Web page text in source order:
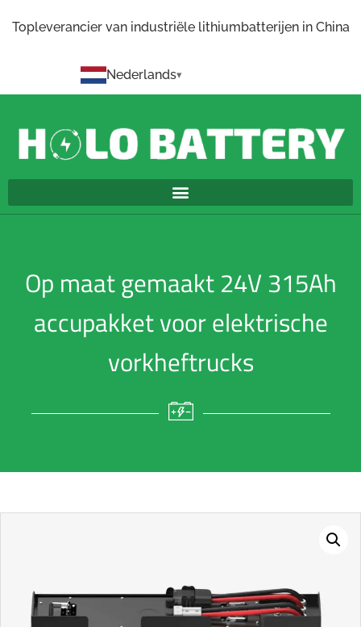
Topleverancier van industriële lithiumbatterijen in China
Nederlands
Op maat gemaakt 24V 315Ah
accupakket voor elektrische
vorkheftrucks